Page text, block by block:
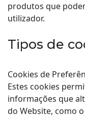
produtos que
utilizador.
Tipos de
Cookies de
Estes cookies
informações que
do Website, como